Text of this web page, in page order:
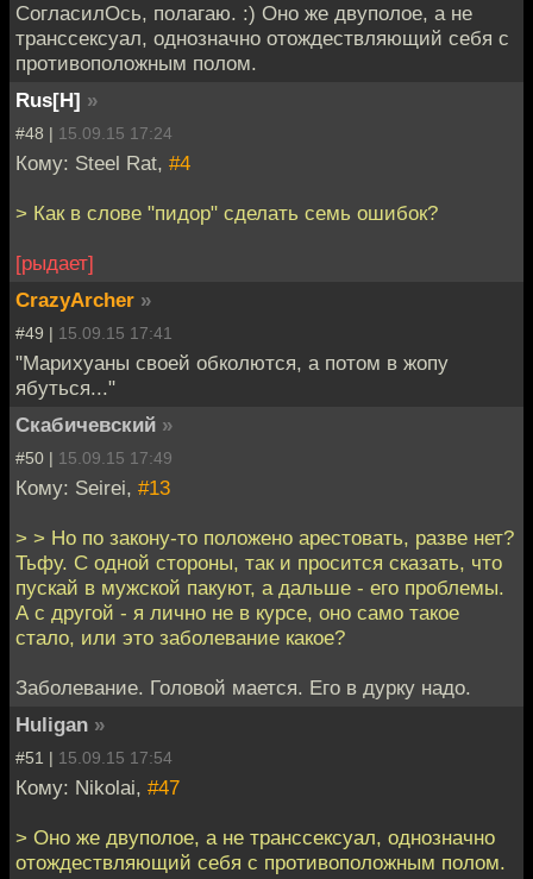
СогласилОсь, полагаю. :) Оно же двуполое, а не
транссексуал, однозначно отождествляющий себя с
противоположным полом.
Rus[H] »
#48 | 15.09.15 17:24
Кому: Steel Rat, #4
> Как в слове "пидор" сделать семь ошибок?
[рыдает]
CrazyArcher »
#49 | 15.09.15 17:41
"Марихуаны своей обколются, а потом в жопу
ябуться..."
Скабичевский »
#50 | 15.09.15 17:49
Кому: Seirei, #13
> > Но по закону-то положено арестовать, разве нет?
Тьфу. С одной стороны, так и просится сказать, что
пускай в мужской пакуют, а дальше - его проблемы.
А с другой - я лично не в курсе, оно само такое
стало, или это заболевание какое?
Заболевание. Головой мается. Его в дурку надо.
Huligan »
#51 | 15.09.15 17:54
Кому: Nikolai, #47
> Оно же двуполое, а не транссексуал, однозначно
отождествляющий себя с противоположным полом.